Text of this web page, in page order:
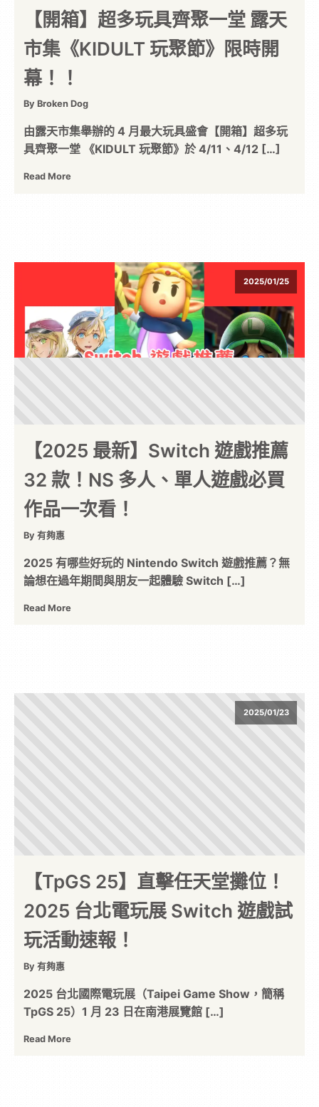
【開箱】超多玩具齊聚一堂 露天
市集《KIDULT 玩聚節》限時開
幕！！
By Broken Dog
由露天市集舉辦的 4 月最大玩具盛會【開箱】超多玩
具齊聚一堂 《KIDULT 玩聚節》於 4/11、4/12 […]
Read More
2025/01/25
【2025 最新】Switch 遊戲推薦
32 款！NS 多人、單人遊戲必買
作品一次看！
By 有夠惠
2025 有哪些好玩的 Nintendo Switch 遊戲推薦？無
論想在過年期間與朋友一起體驗 Switch […]
Read More
2025/01/23
【TpGS 25】直擊任天堂攤位！
2025 台北電玩展 Switch 遊戲試
玩活動速報！
By 有夠惠
2025 台北國際電玩展（Taipei Game Show，簡稱
TpGS 25）1 月 23 日在南港展覽館 […]
Read More